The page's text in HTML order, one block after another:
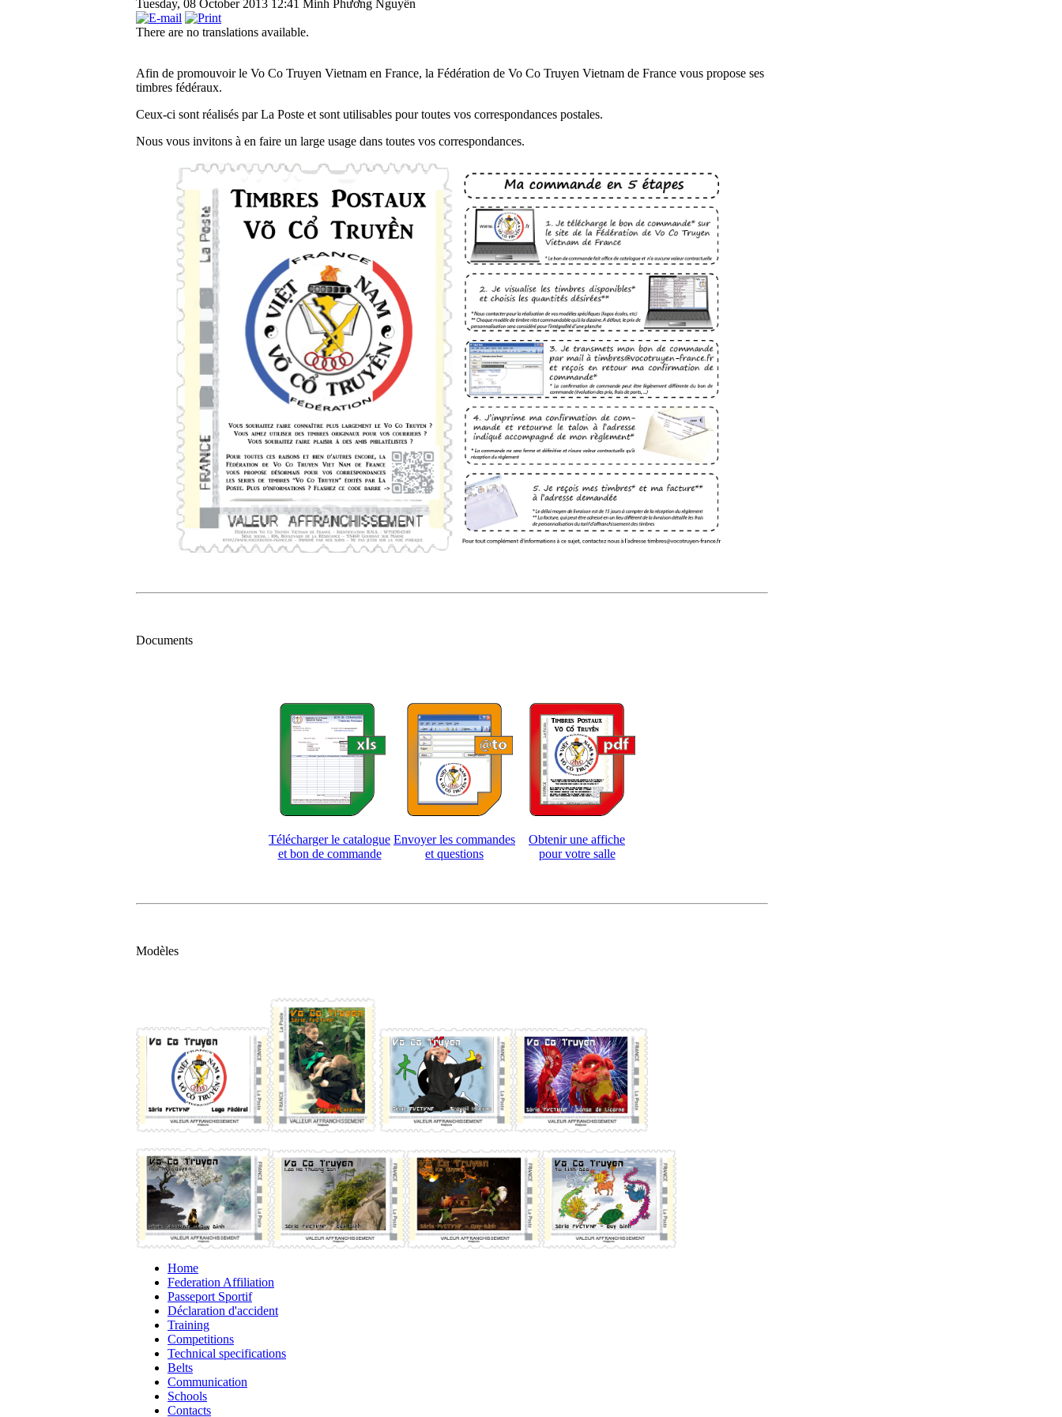
Tuesday, 08 October 2013 12:41 Minh Phương Nguyễn
There are no translations available.
Afin de promouvoir le Vo Co Truyen Vietnam en France, la Fédération de Vo Co Truyen Vietnam de France vous propose ses
timbres fédéraux.
Ceux-ci sont réalisés par La Poste et sont utilisables pour toutes vos correspondances postales.
Nous vous invitons à en faire un large usage dans toutes vos correspondances.
Documents
Télécharger le catalogue
et bon de commande
Envoyer les commandes
et questions
Obtenir une affiche
pour votre salle
Modèles
Home
Federation Affiliation
Passeport Sportif
Déclaration d'accident
Training
Competitions
Technical specifications
Belts
Communication
Schools
Contacts